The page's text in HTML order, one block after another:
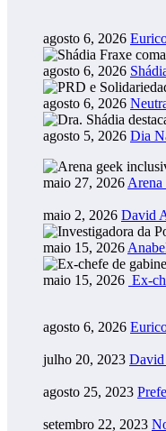
agosto 6, 2026
agosto 6, 2026
agosto 6, 2026
agosto 5, 2026 Dia
maio 27, 2026 Arena
maio 2, 2026 David
maio 15, 2026
maio 15, 2026 Ex-
agosto 6, 2026
julho 20, 2023 David
agosto 25, 2023
setembro 22, 2023